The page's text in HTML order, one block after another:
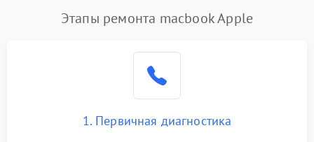
Этапы ремонта macbook Apple
1. Первичная диагностика